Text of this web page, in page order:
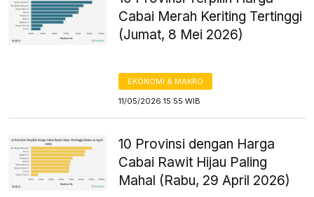
Cabai Merah Keriting Tertinggi
(Jumat, 8 Mei 2026)
EKONOMI & MAKRO
11/05/2026 15:55 WIB
10 Provinsi dengan Harga
Cabai Rawit Hijau Paling
Mahal (Rabu, 29 April 2026)